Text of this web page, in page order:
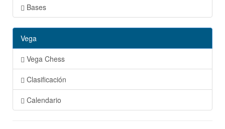
Bases
Vega
Vega Chess
Clasificación
Calendario